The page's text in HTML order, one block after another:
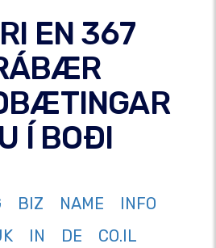
EN 367
Í BOÐI
BIZ NAME
INFO
IN DE
CO.IL